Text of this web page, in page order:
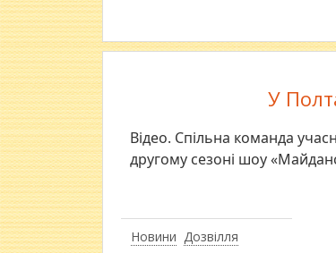
Новини Дозвілля
У
Відео. Спільна команда
другому сезоні шоу